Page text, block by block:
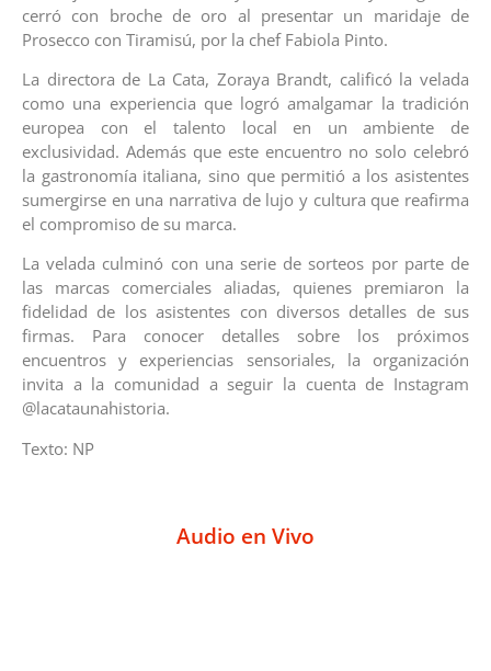
cerró con broche de oro al presentar un maridaje de
Prosecco con Tiramisú, por la chef Fabiola Pinto.
La directora de La Cata, Zoraya Brandt, calificó la velada
como una experiencia que logró amalgamar la tradición
europea con el talento local en un ambiente de
exclusividad. Además que este encuentro no solo celebró
la gastronomía italiana, sino que permitió a los asistentes
sumergirse en una narrativa de lujo y cultura que reafirma
el compromiso de su marca.
La velada culminó con una serie de sorteos por parte de
las marcas comerciales aliadas, quienes premiaron la
fidelidad de los asistentes con diversos detalles de sus
firmas. Para conocer detalles sobre los próximos
encuentros y experiencias sensoriales, la organización
invita a la comunidad a seguir la cuenta de Instagram
@lacataunahistoria.
Texto: NP
Audio en Vivo